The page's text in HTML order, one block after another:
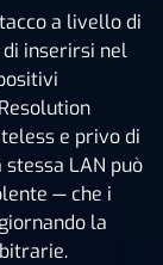
a livello di
inserirsi nel
e privo di
LAN può
— che i
la